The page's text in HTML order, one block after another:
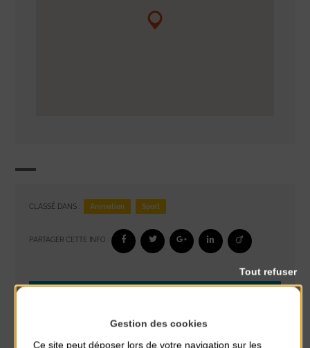
CLASSÉ DANS : Animation Sport
PARTAGER CETTE INFO :
Glisse & EnvironnementGestion des cookies
Ce site peut déposer lors de votre navigation sur les
Tout refuser